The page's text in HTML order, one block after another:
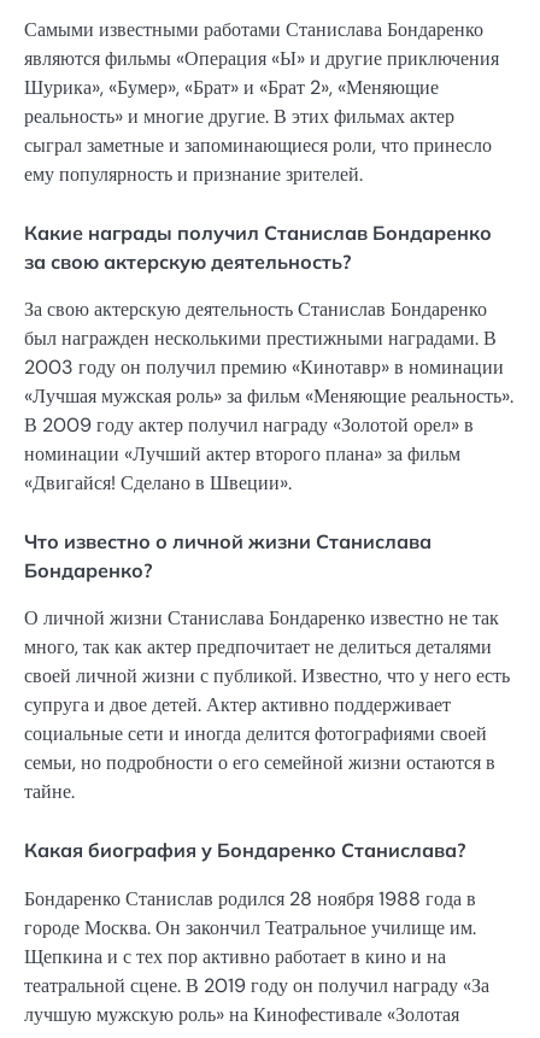
Самыми известными работами Станислава Бондаренко
являются фильмы «Операция «Ы» и другие приключения
Шурика», «Бумер», «Брат» и «Брат 2», «Меняющие
реальность» и многие другие. В этих фильмах актер
сыграл заметные и запоминающиеся роли, что принесло
ему популярность и признание зрителей.
Какие награды получил Станислав Бондаренко
за свою актерскую деятельность?
За свою актерскую деятельность Станислав Бондаренко
был награжден несколькими престижными наградами. В
2003 году он получил премию «Кинотавр» в номинации
«Лучшая мужская роль» за фильм «Меняющие реальность».
В 2009 году актер получил награду «Золотой орел» в
номинации «Лучший актер второго плана» за фильм
«Двигайся! Сделано в Швеции».
Что известно о личной жизни Станислава
Бондаренко?
О личной жизни Станислава Бондаренко известно не так
много, так как актер предпочитает не делиться деталями
своей личной жизни с публикой. Известно, что у него есть
супруга и двое детей. Актер активно поддерживает
социальные сети и иногда делится фотографиями своей
семьи, но подробности о его семейной жизни остаются в
тайне.
Какая биография у Бондаренко Станислава?
Бондаренко Станислав родился 28 ноября 1988 года в
городе Москва. Он закончил Театральное училище им.
Щепкина и с тех пор активно работает в кино и на
театральной сцене. В 2019 году он получил награду «За
лучшую мужскую роль» на Кинофестивале «Золотая